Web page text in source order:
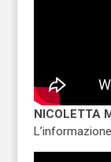
NICOLETTA